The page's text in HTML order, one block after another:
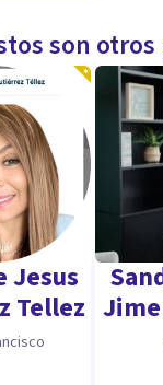
son
Jesus
Tellez